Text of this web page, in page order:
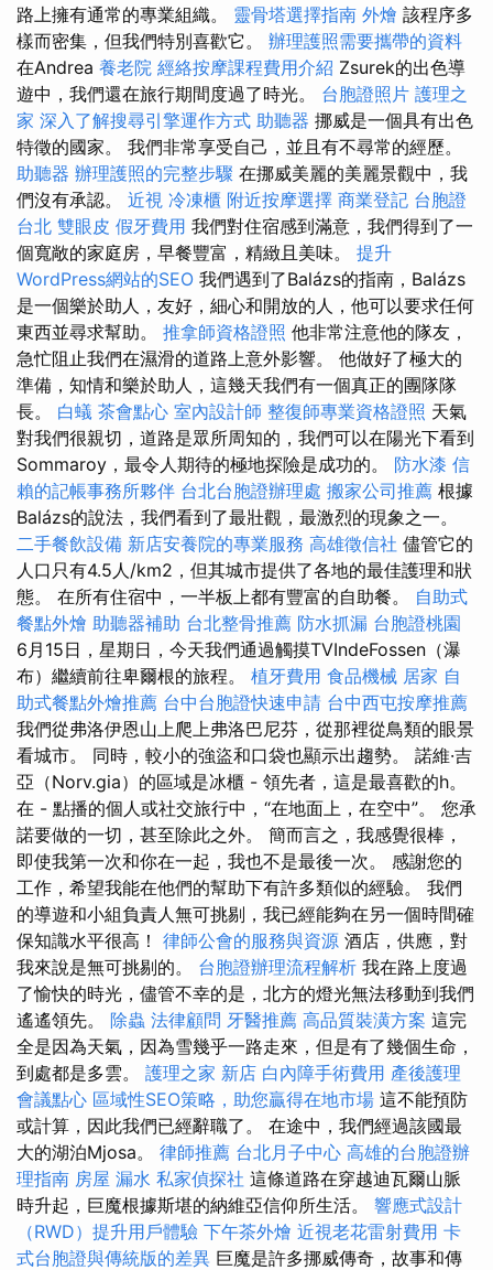
路上擁有通常的專業組織。 靈骨塔選擇指南 外燴 該程序多
樣而密集，但我們特別喜歡它。 辦理護照需要攜帶的資料
在Andrea 養老院 經絡按摩課程費用介紹 Zsurek的出色導
遊中，我們還在旅行期間度過了時光。 台胞證照片 護理之
家 深入了解搜尋引擎運作方式 助聽器 挪威是一個具有出色
特徵的國家。 我們非常享受自己，並且有不尋常的經歷。
助聽器 辦理護照的完整步驟 在挪威美麗的美麗景觀中，我
們沒有承認。 近視 冷凍櫃 附近按摩選擇 商業登記 台胞證
台北 雙眼皮 假牙費用 我們對住宿感到滿意，我們得到了一
個寬敞的家庭房，早餐豐富，精緻且美味。 提升
WordPress網站的SEO 我們遇到了Balázs的指南，Balázs
是一個樂於助人，友好，細心和開放的人，他可以要求任何
東西並尋求幫助。 推拿師資格證照 他非常注意他的隊友，
急忙阻止我們在濕滑的道路上意外影響。 他做好了極大的
準備，知情和樂於助人，這幾天我們有一個真正的團隊隊
長。 白蟻 茶會點心 室內設計師 整復師專業資格證照 天氣
對我們很親切，道路是眾所周知的，我們可以在陽光下看到
Sommaroy，最令人期待的極地探險是成功的。 防水漆 信
賴的記帳事務所夥伴 台北台胞證辦理處 搬家公司推薦 根據
Balázs的說法，我們看到了最壯觀，最激烈的現象之一。
二手餐飲設備 新店安養院的專業服務 高雄徵信社 儘管它的
人口只有4.5人/km2，但其城市提供了各地的最佳護理和狀
態。 在所有住宿中，一半板上都有豐富的自助餐。 自助式
餐點外燴 助聽器補助 台北整骨推薦 防水抓漏 台胞證桃園
6月15日，星期日，今天我們通過觸摸TVIndeFossen（瀑
布）繼續前往卑爾根的旅程。 植牙費用 食品機械 居家 自
助式餐點外燴推薦 台中台胞證快速申請 台中西屯按摩推薦
我們從弗洛伊恩山上爬上弗洛巴尼芬，從那裡從鳥類的眼景
看城市。 同時，較小的強盜和口袋也顯示出趨勢。 諾維·吉
亞（Norv.gia）的區域是冰櫃 - 領先者，這是最喜歡的h。
在 - 點播的個人或社交旅行中，“在地面上，在空中”。 您承
諾要做的一切，甚至除此之外。 簡而言之，我感覺很棒，
即使我第一次和你在一起，我也不是最後一次。 感謝您的
工作，希望我能在他們的幫助下有許多類似的經驗。 我們
的導遊和小組負責人無可挑剔，我已經能夠在另一個時間確
保知識水平很高！ 律師公會的服務與資源 酒店，供應，對
我來說是無可挑剔的。 台胞證辦理流程解析 我在路上度過
了愉快的時光，儘管不幸的是，北方的燈光無法移動到我們
遙遙領先。 除蟲 法律顧問 牙醫推薦 高品質裝潢方案 這完
全是因為天氣，因為雪幾乎一路走來，但是有了幾個生命，
到處都是多雲。 護理之家 新店 白內障手術費用 產後護理
會議點心 區域性SEO策略，助您贏得在地市場 這不能預防
或計算，因此我們已經辭職了。 在途中，我們經過該國最
大的湖泊Mjosa。 律師推薦 台北月子中心 高雄的台胞證辦
理指南 房屋 漏水 私家偵探社 這條道路在穿越迪瓦爾山脈
時升起，巨魔根據斯堪的納維亞信仰所生活。 響應式設計
（RWD）提升用戶體驗 下午茶外燴 近視老花雷射費用 卡
式台胞證與傳統版的差異 巨魔是許多挪威傳奇，故事和傳